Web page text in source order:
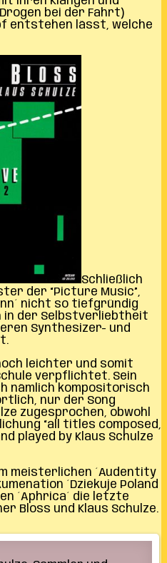
bei der Fahrt)
entstehen lässt, welche
Schließlich
der “Picture Music”,
nicht so tiefgründig
der Selbstverliebtheit
Synthesizer- und
leichter und somit
verpflichtet. Sein
nämlich kompositorisch
nur der Song
zugesprochen, obwohl
“all titles composed,
played by Klaus Schulze
meisterlichen ´Audentity
´Dziekuje Poland
´Aphrica´ die letzte
Bloss und Klaus Schulze.